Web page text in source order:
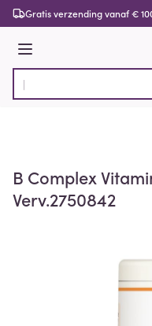
Ga naar de inhoud
Gratis verzending vanaf €
Menu
Product, merk,
B Complex
Verv.2750842